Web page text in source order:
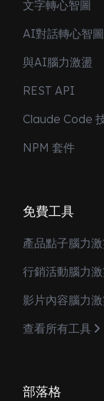
文字轉心智圖
AI對話轉心智圖
與AI腦力激盪
REST API
Claude Code
NPM 套件
免費工具
產品點子腦力
行銷活動腦力
影片內容腦力
查看所有工具
部落格